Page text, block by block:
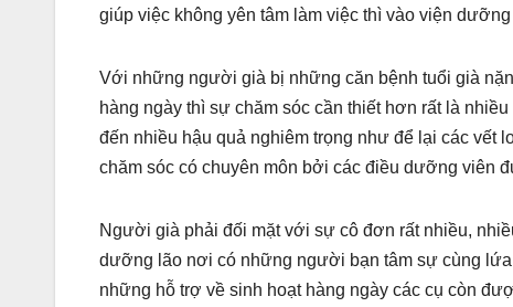
giúp việc không yên tâm làm việc thì vào viện
Với những người già bị những căn bệnh tuổi già
hàng ngày thì sự chăm sóc cần thiết hơn rất là
đến nhiều hậu quả nghiêm trọng như để lại các
chăm sóc có chuyên môn bởi các điều dưỡng viên
Người già phải đối mặt với sự cô đơn rất nhiều,
dưỡng lão nơi có những người bạn tâm sự cùng
những hỗ trợ về sinh hoạt hàng ngày các cụ còn